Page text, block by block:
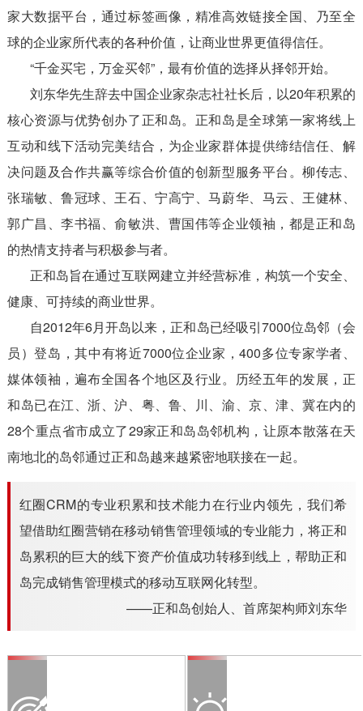
家大数据平台，通过标签画像，精准高效链接全国、乃至全
球的企业家所代表的各种价值，让商业世界更值得信任。
“千金买宅，万金买邻”，最有价值的选择从择邻开始。
刘东华先生辞去中国企业家杂志社社长后，以20年积累的
核心资源与优势创办了正和岛。正和岛是全球第一家将线上
互动和线下活动完美结合，为企业家群体提供缔结信任、解
决问题及合作共赢等综合价值的创新型服务平台。柳传志、
张瑞敏、鲁冠球、王石、宁高宁、马蔚华、马云、王健林、
郭广昌、李书福、俞敏洪、曹国伟等企业领袖，都是正和岛
的热情支持者与积极参与者。
正和岛旨在通过互联网建立并经营标准，构筑一个安全、
健康、可持续的商业世界。
自2012年6月开岛以来，正和岛已经吸引7000位岛邻（会
员）登岛，其中有将近7000位企业家，400多位专家学者、
媒体领袖，遍布全国各个地区及行业。历经五年的发展，正
和岛已在江、浙、沪、粤、鲁、川、渝、京、津、冀在内的
28个重点省市成立了29家正和岛岛邻机构，让原本散落在天
南地北的岛邻通过正和岛越来越紧密地联接在一起。
红圈CRM的专业积累和技术能力在行业内领先，我们希
望借助红圈营销在移动销售管理领域的专业能力，将正和
岛累积的巨大的线下资产价值成功转移到线上，帮助正和
岛完成销售管理模式的移动互联网化转型。
——正和岛创始人、首席架构师刘东华